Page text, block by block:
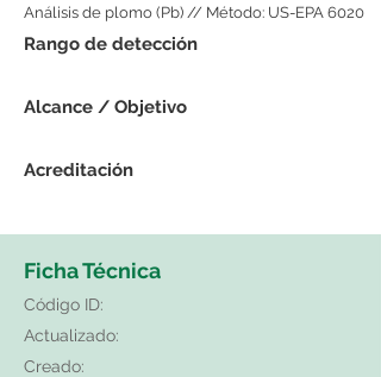
Análisis de plomo (Pb) // Método: US-EPA 6020
Rango de detección
Alcance / Objetivo
Acreditación
Ficha Técnica
Código ID:
Actualizado:
Creado: